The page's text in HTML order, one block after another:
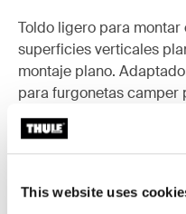
This website uses
Toldo ligero para
superficies verticales
montaje plano.
para furgonetas camper
Accesorios para